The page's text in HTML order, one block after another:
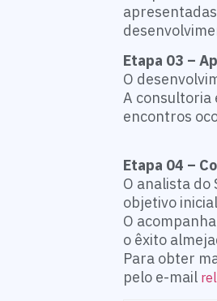
Etapa 03 –
O
A consultoria
encontros
Etapa 04 –
O analista do
objetivo
O
o êxito
Para obter
pelo e-mail